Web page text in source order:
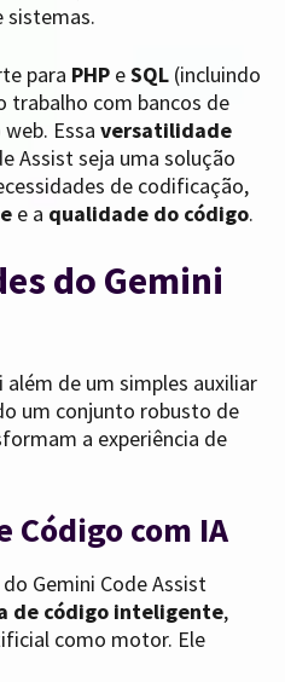
sistemas.
para PHP eSQL (incluindo
trabalho com bancos de
Essa versatilidade
Assist seja uma solução
de codificação,
e a qualidade do código.
do Gemini
além de um simples auxiliar
um conjunto robusto de
a experiência de
Código com IA
Gemini Code Assist
de código inteligente,
como motor. Ele